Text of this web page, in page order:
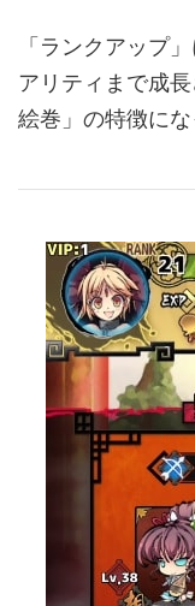
「ランクアップ
アリティまで成
絵巻」の特徴にな